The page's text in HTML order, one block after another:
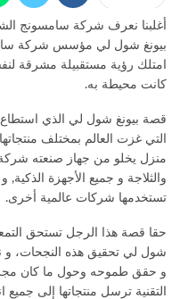
أغلبنا نعرف شركة سامسونج
بيونغ شول لي مؤسس شركة
امتلك رؤية مستقبيلة مشرقة
كانت محيطة به.
قصة بيونغ شول لي الذي استطاع
التي غزت العالم بمختلف
منزل يخلو من جهاز صنعته شركة
والثلاجة و جميع الأجهزة الذكية,
تستخدمها شركات عالمية أخرى.
حقا قصة هذا الرجل تستحق
شول لي تحقيق هذه النجحات،
و حقق طموحه وحول ما كان مجرد
التقنية ترسل منتجاتها إلى جميع